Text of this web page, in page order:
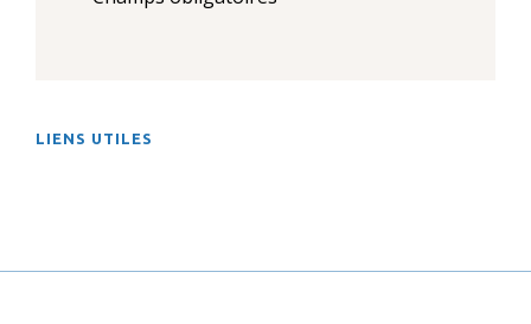
LIENS UTILES